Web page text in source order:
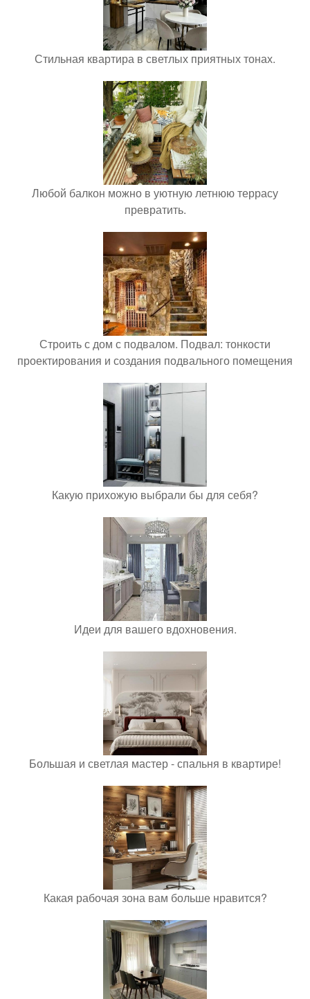
Стильная квартира в светлых приятных тонах.
Любой балкон можно в уютную летнюю террасу
превратить.
Строить с дом с подвалом. Подвал: тонкости
проектирования и создания подвального помещения
Какую прихожую выбрали бы для себя?
Идеи для вашего вдохновения.
Большая и светлая мастер - спальня в квартире!
Какая рабочая зона вам больше нравится?